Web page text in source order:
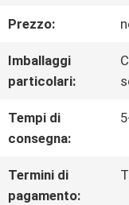
DELLA
FABBRICA
CONTROLLO
DI
QUALITÀ
Prezzo:
Imballaggi
particolari:
Tempi di
consegna:
Termini di
pagamento: